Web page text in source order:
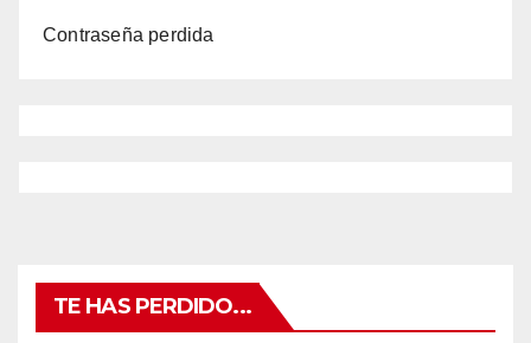
Contraseña perdida
TE HAS PERDIDO...